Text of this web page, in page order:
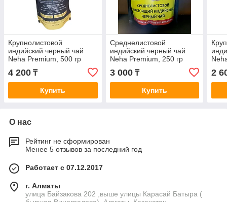
Крупнолистовой
индийский черный чай
Neha Premium, 500 гр
4 200 ₸
Купить
Среднелистовой
индийский черный чай
Neha Premium, 250 гр
3 000₸
Купить
2
О нас
Рейтинг не сформирован
Менее 5 отзывов за последний год
Работает с 07.12.2017
г. Алматы
улица Байзакова 202 ,выше улицы Карасай Батыра (